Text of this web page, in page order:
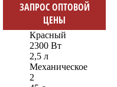
ЗАПРОС ОПТОВОЙ
ЦЕНЫ
Красный
2300 Вт
2,5 л
Механическое
2